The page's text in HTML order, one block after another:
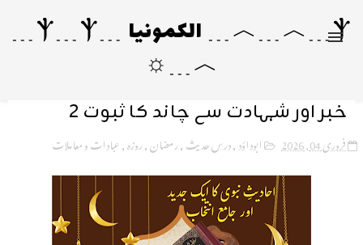
Ⲯ﹍︿﹍︿﹍ الکمونیا ﹍Ⲯ﹍Ⲯ﹍
︿﹍☼
خبر اور شہادت سے چاند کا ثبوت 2
فروری 04, 2026 ابوداؤد,درسِ حدیث,رمضان,روزہ,عبادات و معاملات